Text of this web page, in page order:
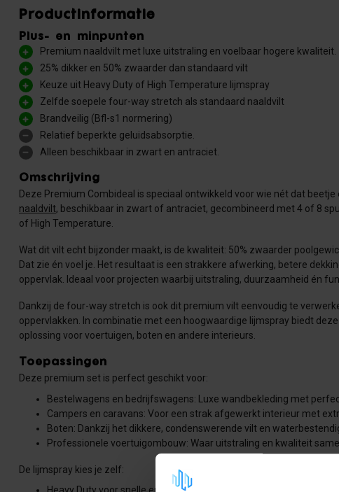
Productinformatie
Plus- en minpunten
Premium naaldvilt met luxe uitstraling en voelbaar hogere kwaliteit.
25% dikker en 50% zwaarder dan standaard vilt
Keuze uit Heavy Duty of High Temperature lijmspray
Zelfde soepele four-way stretch als standaard naaldvilt
Brandveilig (Bfl-s1 normering)
Relatief beperkte geluidsabsorptie.
Alleen beschikbaar in zwart en antraciet.
Omschrijving
Deze Premium Combideal is speciaal ontwikkeld voor wie nét dat
naaldvilt, beschikbaar in zwart of antraciet, gecombineerd met 4 of 8
of High Temperature.
Wat dit vilt echt bijzonder maakt, is de kwaliteit: 50% zwaarder
Dat zie én voel je. Het resultaat is een strakkere afwerking, betere
oppervlak. Ideaal voor projecten waarbij uitstraling, duurzaamheid én
Dankzij de four-way stretch is ook dit premium vilt eenvoudig te
oppervlakken. In combinatie met een hoogwaardige lijmspray biedt
oplossing voor voertuigen, boten en andere interieurs.
Toepassingen
Deze premium set is perfect geschikt voor:
Bestelwagens en bedrijfswagens: Luxe wandbekleding met
Campers en caravans: Voor een strak afgewerkt interieur met
Boten: Dankzij het dikkere, condenswerende vilt en
Professionele voertuigombouw: Waar uitstraling en kwaliteit
De lijmspray kies je zelf: